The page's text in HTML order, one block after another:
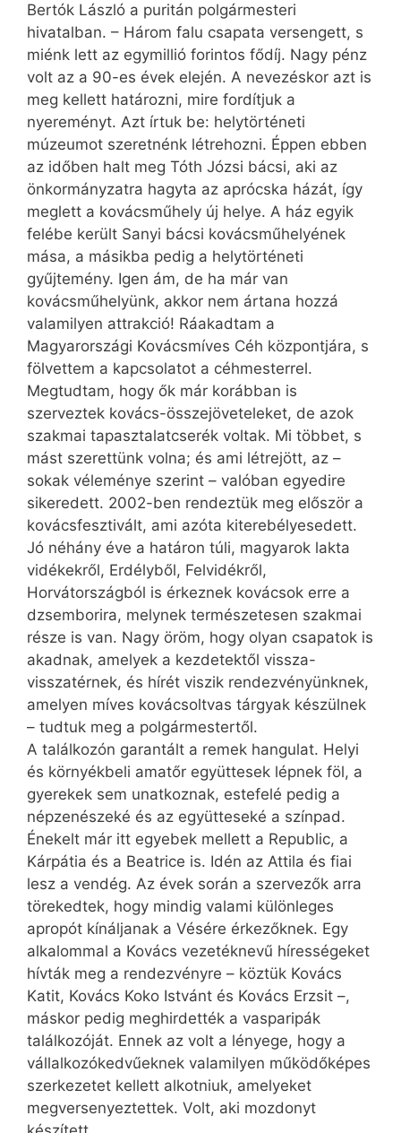
Bertók László a puritán polgármesteri
hivatalban. – Három falu csapata versengett, s
miénk lett az egymillió forintos fődíj. Nagy pénz
volt az a 90-es évek elején. A nevezéskor azt is
meg kellett határozni, mire fordítjuk a
nyereményt. Azt írtuk be: helytörténeti
múzeumot szeretnénk létrehozni. Éppen ebben
az időben halt meg Tóth Józsi bácsi, aki az
önkormányzatra hagyta az aprócska házát, így
meglett a kovácsműhely új helye. A ház egyik
felébe került Sanyi bácsi kovácsműhelyének
mása, a másikba pedig a helytörténeti
gyűjtemény. Igen ám, de ha már van
kovácsműhelyünk, akkor nem ártana hozzá
valamilyen attrakció! Ráakadtam a
Magyarországi Kovácsmíves Céh központjára, s
fölvettem a kapcsolatot a céhmesterrel.
Megtudtam, hogy ők már korábban is
szerveztek kovács-összejöveteleket, de azok
szakmai tapasztalatcserék voltak. Mi többet, s
mást szerettünk volna; és ami létrejött, az –
sokak véleménye szerint – valóban egyedire
sikeredett. 2002-ben rendeztük meg először a
kovácsfesztivált, ami azóta kiterebélyesedett.
Jó néhány éve a határon túli, magyarok lakta
vidékekről, Erdélyből, Felvidékről,
Horvátországból is érkeznek kovácsok erre a
dzsemborira, melynek természetesen szakmai
része is van. Nagy öröm, hogy olyan csapatok is
akadnak, amelyek a kezdetektől vissza-
visszatérnek, és hírét viszik rendezvényünknek,
amelyen míves kovácsoltvas tárgyak készülnek
– tudtuk meg a polgármestertől.
A találkozón garantált a remek hangulat. Helyi
és környékbeli amatőr együttesek lépnek föl, a
gyerekek sem unatkoznak, estefelé pedig a
népzenészeké és az együtteseké a színpad.
Énekelt már itt egyebek mellett a Republic, a
Kárpátia és a Beatrice is. Idén az Attila és fiai
lesz a vendég. Az évek során a szervezők arra
törekedtek, hogy mindig valami különleges
apropót kínáljanak a Vésére érkezőknek. Egy
alkalommal a Kovács vezetéknevű hírességeket
hívták meg a rendezvényre – köztük Kovács
Katit, Kovács Koko Istvánt és Kovács Erzsit –,
máskor pedig meghirdették a vasparipák
találkozóját. Ennek az volt a lényege, hogy a
vállal­kozóked­vűek­nek valamilyen működőképes
szerkezetet kellett alkotniuk, amelyeket
megversenyeztettek. Volt, aki mozdonyt